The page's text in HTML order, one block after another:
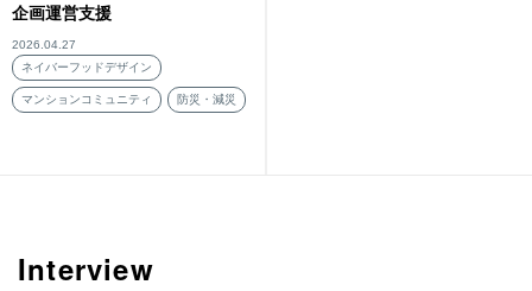
企画運営支援
2026.04.27
ネイバーフッドデザイン
マンションコミュニティ 防災・減災
Interview